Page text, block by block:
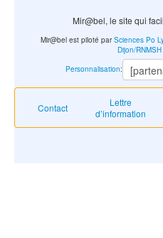
Mir@bel, le site qui
Contact
Lettre
d’information
Mir@bel est piloté parSciences Po
Dijon/RNMSH
Personnalisation: